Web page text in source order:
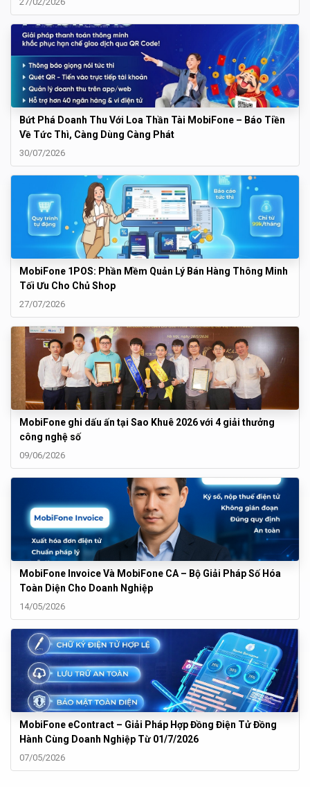
Bứt Phá Doanh Thu Với Loa Thần Tài MobiFone – Báo Tiền
Về Tức Thì, Càng Dùng Càng Phát
30/07/2026
MobiFone 1POS: Phần Mềm Quản Lý Bán Hàng Thông Minh
Tối Ưu Cho Chủ Shop
27/07/2026
MobiFone ghi dấu ấn tại Sao Khuê 2026 với 4 giải thưởng
công nghệ số
09/06/2026
MobiFone Invoice Và MobiFone CA – Bộ Giải Pháp Số Hóa
Toàn Diện Cho Doanh Nghiệp
14/05/2026
MobiFone eContract – Giải Pháp Hợp Đồng Điện Tử Đồng
Hành Cùng Doanh Nghiệp Từ 01/7/2026
07/05/2026